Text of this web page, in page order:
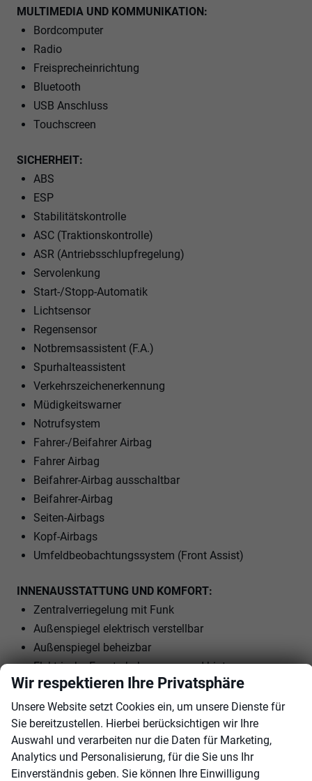
MULTIMEDIA UND KOMMUNIKATION:
Bordcomputer
Radio
Freisprecheinrichtung
Bluetooth
USB Anschluss
Touchscreen
SICHERHEIT:
ABS
ESP
Stabilitätskontrolle
ASC (Traktionskontrolle)
ASR (Antriebsschlupfregelung)
Servolenkung
Start-/Stopp-Automatik
Lichtsensor
Regensensor
Notbremsassistent (F.A.)
Spurhalteassistent
Verkehrszeichenerkennung
Müdigkeitswarner
Notrufsystem
Fahrer-/Beifahrer Airbag
Fahrer Airbag
Beifahrer-Airbag ausschaltbar
Beifahrer-Airbag
Seiten-Airbags
Kopf-Airbags
Umfeldbeobachtungssystem (Front Assist)
INNENAUSSTATTUNG UND KOMFORT:
Zentralverriegelung mit Funk
Außenspiegel elektrisch verstellbar
Außenspiegel beheizbar
Elektrische Fensterheber vorne und hinten
Polsterstoff
Fahrersitz höhenverstellbar
Kindersitzvorbereitung (ISOFIX)
Rücksitzbank teilbar
Lenkrad höhenverstellbar
Wir respektieren Ihre Privatsphäre
Unsere Website setzt Cookies ein, um unsere Dienste für
Sie bereitzustellen. Hierbei berücksichtigen wir Ihre
Auswahl und verarbeiten nur die Daten für Marketing,
Analytics und Personalisierung, für die Sie uns Ihr
Einverständnis geben. Sie können Ihre Einwilligung